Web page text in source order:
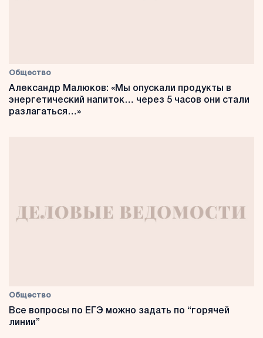
Общество
Александр Малюков: «Мы опускали продукты в
энергетический напиток… через 5 часов они стали
разлагаться…»
Общество
Все вопросы по ЕГЭ можно задать по “горячей
линии”